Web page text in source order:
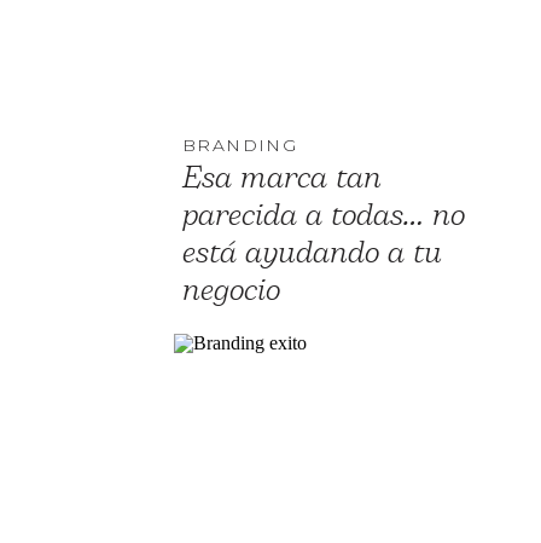
BRANDING
Esa marca tan
parecida a todas… no
está ayudando a tu
negocio